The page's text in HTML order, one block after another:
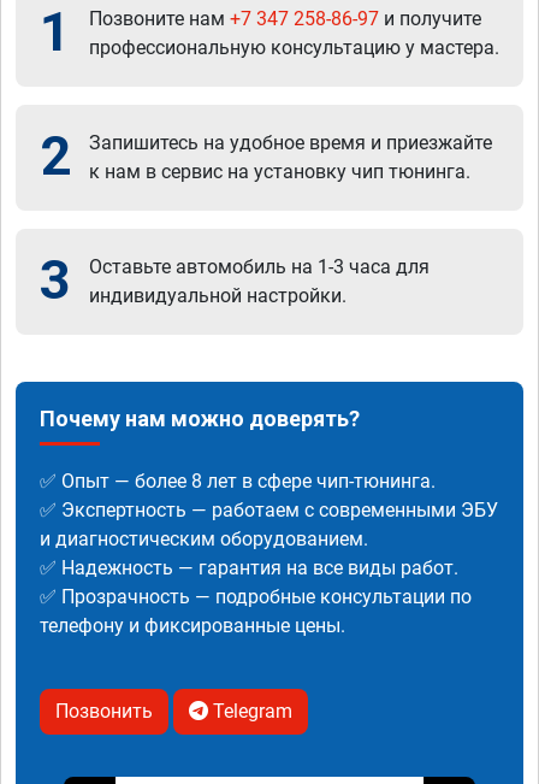
1 Позвоните нам +7 347 258-86-97 и получите
профессиональную консультацию у мастера.
2
Запишитесь на удобное время и приезжайте
к нам в сервис на установку чип тюнинга.
3
Оставьте автомобиль на 1-3 часа для
индивидуальной настройки.
Почему нам можно доверять?
✅ Опыт — более 8 лет в сфере чип-тюнинга.
✅ Экспертность — работаем с современными ЭБУ
и диагностическим оборудованием.
✅ Надежность — гарантия на все виды работ.
✅ Прозрачность — подробные консультации по
телефону и фиксированные цены.
Позвонить Telegram